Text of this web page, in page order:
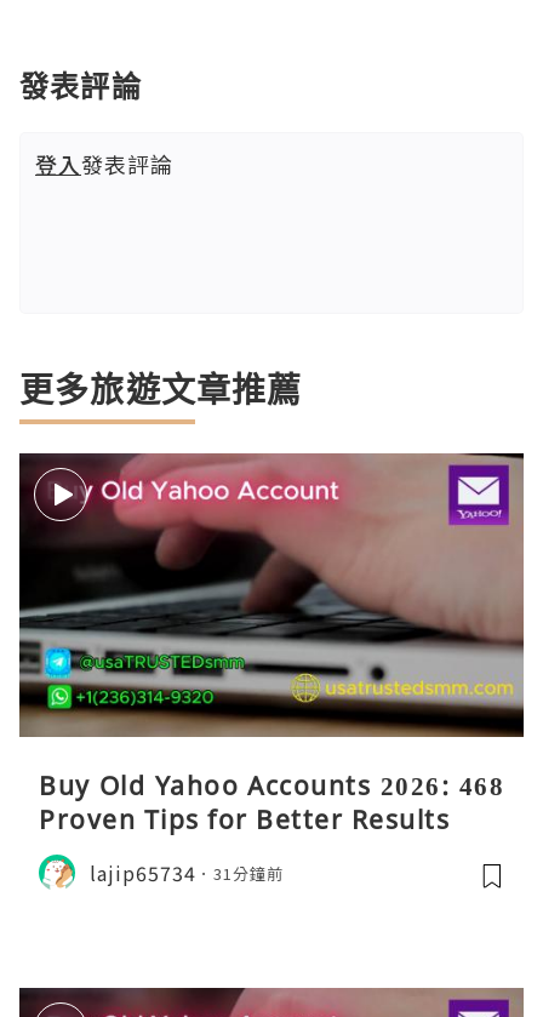
發表評論
登入發表評論
更多旅遊文章推薦
Buy Old Yahoo Accounts 2026: 468
Proven Tips for Better Results
lajip65734 31分鐘前